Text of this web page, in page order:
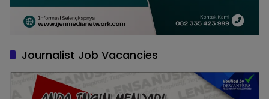
Journalist Job Vacancies